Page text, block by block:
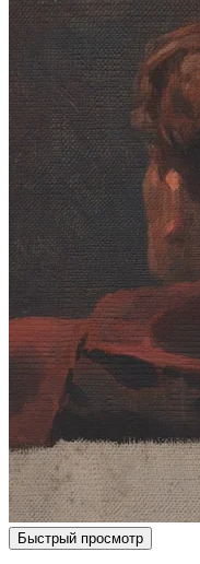
Быстрый просмотр